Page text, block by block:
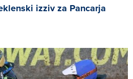
izziv za Pancarja